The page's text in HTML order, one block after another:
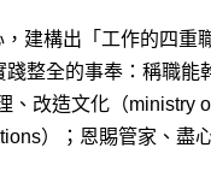
建構出「工作的四重
整全的事奉：稱職能
改造文化（ministry
）；恩賜管家、盡